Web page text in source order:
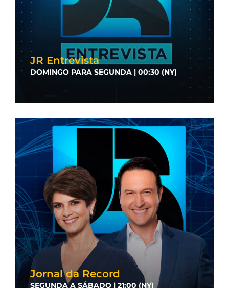
JR Entrevista
DOMINGO PARA SEGUNDA | 00:30 (NY)
Jornal da Record
SEGUNDA A SÁBADO | 21:00 (NY)